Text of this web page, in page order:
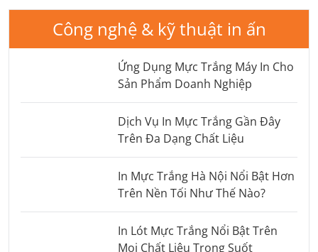
Công nghệ & kỹ thuật in ấn
Ứng Dụng Mực Trắng Máy In Cho
Sản Phẩm Doanh Nghiệp
Dịch Vụ In Mực Trắng Gần Đây
Trên Đa Dạng Chất Liệu
In Mực Trắng Hà Nội Nổi Bật Hơn
Trên Nền Tối Như Thế Nào?
In Lót Mực Trắng Nổi Bật Trên
Mọi Chất Liệu Trong Suốt